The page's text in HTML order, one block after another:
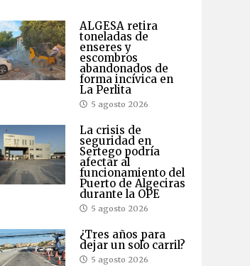
ALGESA retira
toneladas de
enseres y
escombros
abandonados de
forma incívica en
La Perlita
5 agosto 2026
La crisis de
seguridad en
Sertego podría
afectar al
funcionamiento del
Puerto de Algeciras
durante la OPE
5 agosto 2026
¿Tres años para
dejar un solo carril?
5 agosto 2026